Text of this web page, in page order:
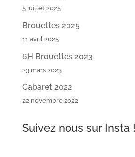
5 juillet 2025
Brouettes 2025
11 avril 2025
6H Brouettes 2023
23 mars 2023
Cabaret 2022
22 novembre 2022
Suivez nous sur Insta !